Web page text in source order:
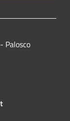
Palosco